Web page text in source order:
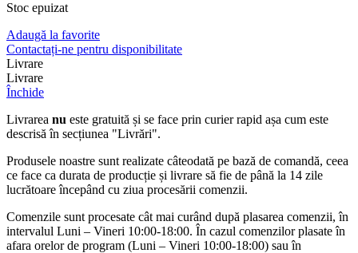
Stoc epuizat
Adaugă la favorite
Contactați-ne pentru disponibilitate
Livrare
Livrare
Închide
Livrarea nu este gratuită și se face prin curier rapid așa cum este
descrisă în secțiunea "Livrări".
Produsele noastre sunt realizate câteodată pe bază de comandă, ceea
ce face ca durata de producție și livrare să fie de până la 14 zile
lucrătoare începând cu ziua procesării comenzii.
Comenzile sunt procesate cât mai curând după plasarea comenzii, în
intervalul Luni – Vineri 10:00-18:00. În cazul comenzilor plasate în
afara orelor de program (Luni – Vineri 10:00-18:00) sau în